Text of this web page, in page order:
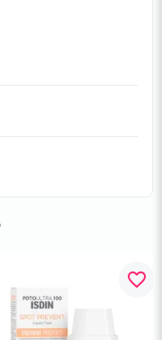
favorite_border